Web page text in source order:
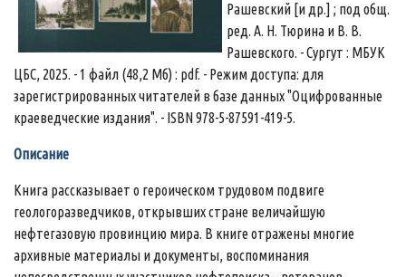
Рашевский [и др.] ; под общ.
ред. А. Н. Тюрина и В. В.
Рашевского. - Сургут : МБУК
ЦБС, 2025. - 1 файл (48,2 Мб) : pdf. - Режим доступа: для
зарегистрированных читателей в базе данных "Оцифрованные
краеведческие издания". - ISBN 978-5-87591-419-5.
Описание
Книга рассказывает о героическом трудовом подвиге
геологоразведчиков, открывших стране величайшую
нефтегазовую провинцию мира. В книге отражены многие
архивные материалы и документы, воспоминания